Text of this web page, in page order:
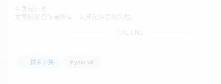
技术干货 # yolo v8